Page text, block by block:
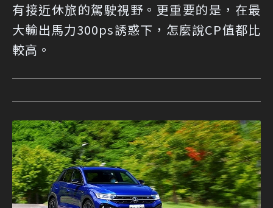
有接近休旅的駕駛視野。更重要的是，在最
大輸出馬力300ps誘惑下，怎麼說CP值都比
較高。